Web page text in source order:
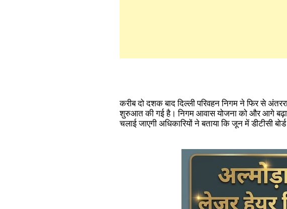
करीब दो दशक बाद दिल्ली परिवहन निगम ने फिर से
शुरुआत की गई है। निगम आवास योजना को और आगे
चलाई जाएगी अधिकारियों ने बताया कि जून में डीटीसी